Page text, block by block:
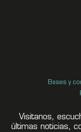
Bases y
Visitanos,
últimas noticias,